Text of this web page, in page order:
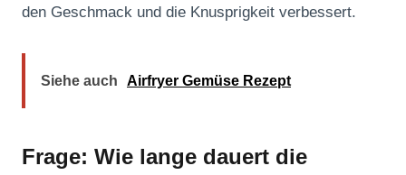
den Geschmack und die Knusprigkeit verbessert.
Siehe auch Airfryer Gemüse Rezept
Frage: Wie lange dauert die